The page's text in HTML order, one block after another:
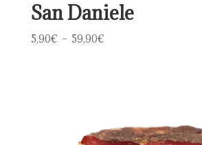
San Daniele
5,90€ – 59,90€Plage